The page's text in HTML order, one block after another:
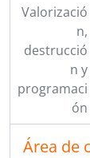
Valorizació
n,
destrucció
n y
programaci
ón
Área de